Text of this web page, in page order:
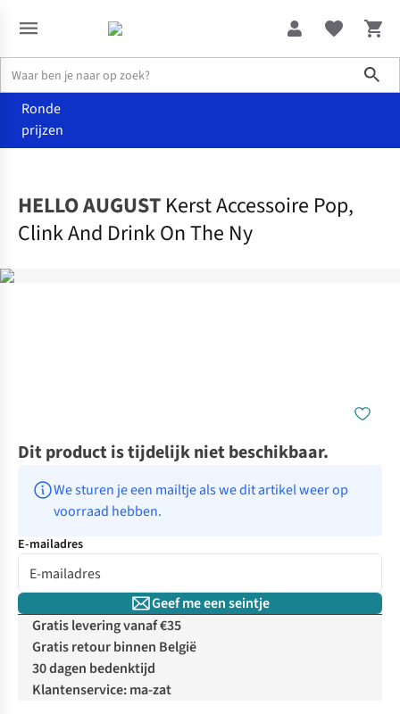
Ronde
prijzen
HELLO AUGUST Kerst Accessoire Pop,
Clink And Drink On The Ny
Dit product is tijdelijk niet beschikbaar.
We sturen je een mailtje als we dit artikel weer op
voorraad hebben.
E-mailadres
Geef me een seintje
Gratis levering vanaf €35
Gratis retour binnen België
30 dagen bedenktijd
Klantenservice: ma-zat